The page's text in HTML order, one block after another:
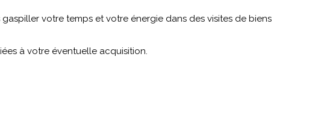
votre temps et votre énergie dans des visites de biens
à votre éventuelle acquisition.